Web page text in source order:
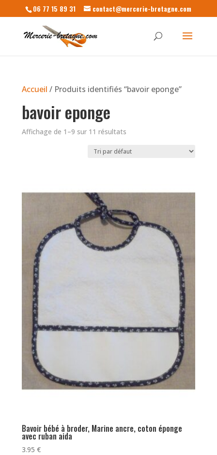
06 77 15 89 31 contact@mercerie-bretagne.com
Accueil / Produits identifiés “bavoir eponge”
bavoir eponge
Affichage de 1–9 sur 11 résultats
Bavoir bébé à broder, Marine ancre, coton éponge
avec ruban aida
3.95 €